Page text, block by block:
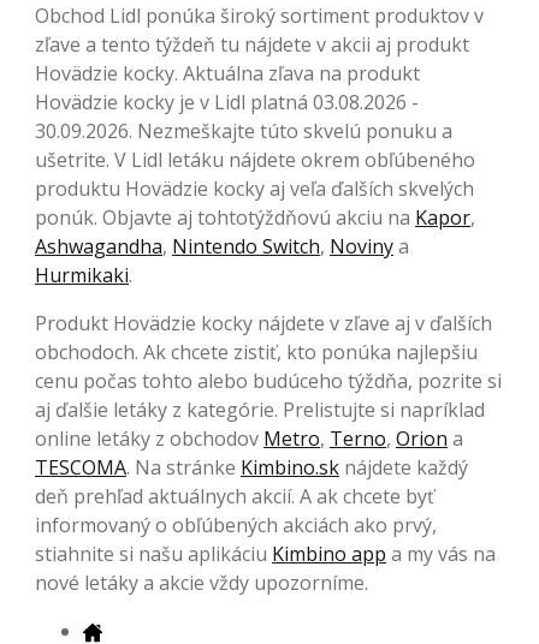
Obchod Lidl ponúka široký sortiment produktov v
zľave a tento týždeň tu nájdete v akcii aj produkt
Hovädzie kocky. Aktuálna zľava na produkt
Hovädzie kocky je v Lidl platná 03.08.2026 -
30.09.2026. Nezmeškajte túto skvelú ponuku a
ušetrite. V Lidl letáku nájdete okrem obľúbeného
produktu Hovädzie kocky aj veľa ďalších skvelých
ponúk. Objavte aj tohtotýždňovú akciu na Kapor,
Ashwagandha, Nintendo Switch, Novinya
Hurmikaki.
Produkt Hovädzie kocky nájdete v zľave aj v ďalších
obchodoch. Ak chcete zistiť, kto ponúka najlepšiu
cenu počas tohto alebo budúceho týždňa, pozrite si
aj ďalšie letáky z kategórie. Prelistujte si napríklad
online letáky z obchodov Metro, Terno, Orion a
TESCOMA. Na stránke Kimbino.sk nájdete každý
deň prehľad aktuálnych akcií. A ak chcete byť
informovaný o obľúbených akciách ako prvý,
stiahnite si našu aplikáciu Kimbino app a my vás na
nové letáky a akcie vždy upozorníme.